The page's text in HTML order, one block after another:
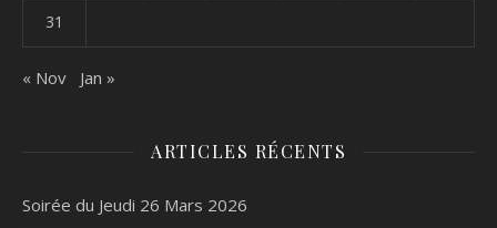
31
« Nov Jan »
ARTICLES RÉCENTS
Soirée du Jeudi 26 Mars 2026